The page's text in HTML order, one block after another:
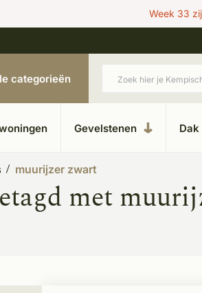
Week 33
in kempische bouwstijl
categorieën
Gevelstenen Dak
muurijzer zwart
met